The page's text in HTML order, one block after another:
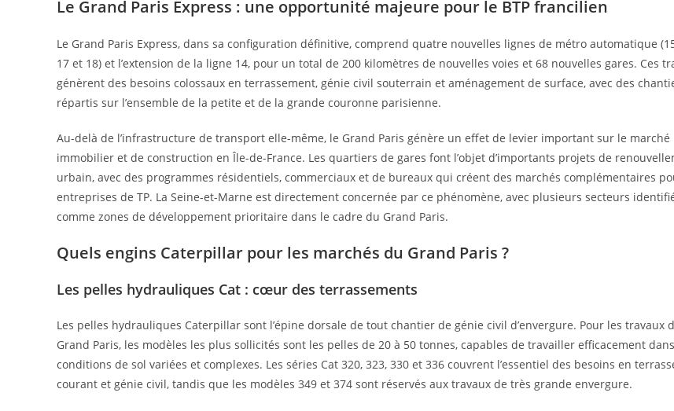
Le Grand Paris Express : une opportunité majeure pour le BTP francilien
Le Grand Paris Express, dans sa configuration définitive, comprend quatre nouvelles lignes de métro automatique
17 et 18) et l’extension de la ligne 14, pour un total de 200 kilomètres de nouvelles voies et 68 nouvelles gares. Ces
génèrent des besoins colossaux en terrassement, génie civil souterrain et aménagement de surface, avec des
répartis sur l’ensemble de la petite et de la grande couronne parisienne.
Au-delà de l’infrastructure de transport elle-même, le Grand Paris génère un effet de levier important sur le marché
immobilier et de construction en Île-de-France. Les quartiers de gares font l’objet d’importants projets de
urbain, avec des programmes résidentiels, commerciaux et de bureaux qui créent des marchés complémentaires
entreprises de TP. La Seine-et-Marne est directement concernée par ce phénomène, avec plusieurs secteurs
comme zones de développement prioritaire dans le cadre du Grand Paris.
Quels engins Caterpillar pour les marchés du Grand Paris ?
Les pelles hydrauliques Cat : cœur des terrassements
Les pelles hydrauliques Caterpillar sont l’épine dorsale de tout chantier de génie civil d’envergure. Pour les travaux
Grand Paris, les modèles les plus sollicités sont les pelles de 20 à 50 tonnes, capables de travailler efficacement
conditions de sol variées et complexes. Les séries Cat 320, 323, 330 et 336 couvrent l’essentiel des besoins en
courant et génie civil, tandis que les modèles 349 et 374 sont réservés aux travaux de très grande envergure.